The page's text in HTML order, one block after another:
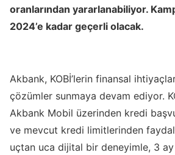
oranlarından yararlanabiliyor.
2024’e kadar geçerli olacak.
Akbank, KOBİ’lerin finansal
çözümler sunmaya devam ediyor.
Akbank Mobil üzerinden kredi
ve mevcut kredi limitlerinden
uçtan uca dijital bir deneyimle, 3